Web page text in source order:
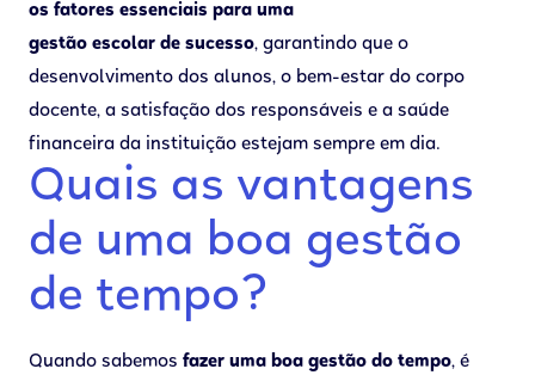
os fatores essenciais para uma
gestão escolar de sucesso, garantindo que o
desenvolvimento dos alunos, o bem-estar do corpo
docente, a satisfação dos responsáveis e a saúde
financeira da instituição estejam sempre em dia.
Quais as vantagens
de uma boa gestão
de tempo?
‍Quando sabemos fazer uma boa gestão do tempo, é